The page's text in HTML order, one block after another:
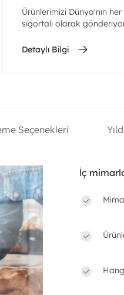
Ürünlerimizi Dünya'nın
sigortalı olarak
Detaylı Bilgi
Seçenekleri
İç